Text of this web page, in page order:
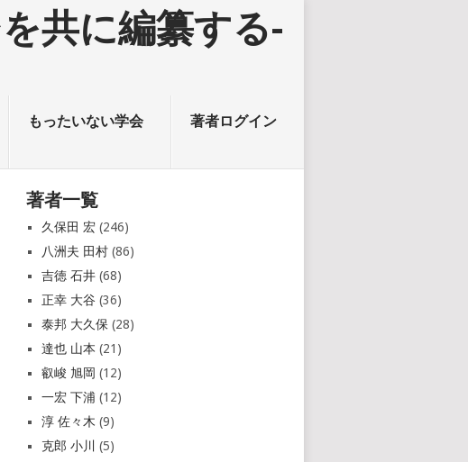
もったいない学会 著者ログイン
著者一覧
久保田 宏(246)
八洲夫 田村(86)
吉徳 石井(68)
正幸 大谷(36)
泰邦 大久保(28)
達也 山本(21)
叡峻 旭岡(12)
一宏 下浦(12)
淳 佐々木(9)
克郎 小川(5)